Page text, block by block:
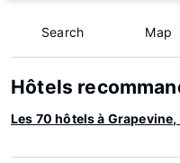
Search Map
Hôtels
Les 70 hôtels à Grapevine,